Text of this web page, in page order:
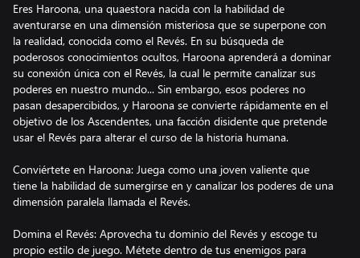
Eres Haroona, una quaestora nacida con la habilidad de
aventurarse en una dimensión misteriosa que se superpone con
la realidad, conocida como el Revés. En su búsqueda de
poderosos conocimientos ocultos, Haroona aprenderá a dominar
su conexión única con el Revés, la cual le permite canalizar sus
poderes en nuestro mundo... Sin embargo, esos poderes no
pasan desapercibidos, y Haroona se convierte rápidamente en el
objetivo de los Ascendentes, una facción disidente que pretende
usar el Revés para alterar el curso de la historia humana.
Conviértete en Haroona: Juega como una joven valiente que
tiene la habilidad de sumergirse en y canalizar los poderes de una
dimensión paralela llamada el Revés.
Domina el Revés: Aprovecha tu dominio del Revés y escoge tu
propio estilo de juego. Métete dentro de tus enemigos para